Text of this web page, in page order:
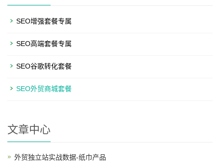
SEO增强套餐专属
SEO高端套餐专属
SEO谷歌转化套餐
SEO外贸商城套餐
文章中心
外贸独立站实战数据-纸巾产品